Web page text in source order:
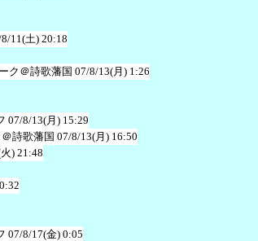
11(土) 20:18
ク＠詩歌藩国 07/8/13(月) 1:26
07/8/13(月) 15:29
詩歌藩国 07/8/13(月) 16:50
) 21:48
07/8/17(金) 0:05